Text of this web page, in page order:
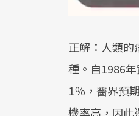
正解：人類的
種。自1986
1％，醫界預
機率高，因此